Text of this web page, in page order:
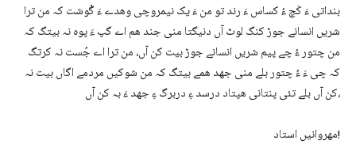
بنداتی ءَ کَچ ءُ کساس ءَ رند تو من ءَ یک نیمروچی وھدے ءَ گْوشت کہ من ترا
شریں انسانے جوڑ کنگ لوٹ آں دنیگتا منی جند ھم اے گپ ءَ پوہ نہ بیتگ کہ
من چتور ءُ چے پیم شریں انسانے جوڑ بیت کن آں، من ترا اے جُست نہ کرتگ
کہ چی ءَ ءُ چتور بلے منی جھد ھمے بیتگ کہ من شوکیں مردمے اگاں بیت نہ
کن آں بلے تئی پنتانی ھپتاد درسد ءِ دربرگ ءِ جھد ءَ بہ کن آں،
مھروانیں استاد!